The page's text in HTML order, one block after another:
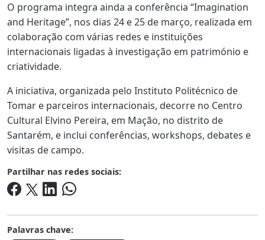
O programa integra ainda a conferência “Imagination
and Heritage”, nos dias 24 e 25 de março, realizada em
colaboração com várias redes e instituições
internacionais ligadas à investigação em património e
criatividade.
A iniciativa, organizada pelo Instituto Politécnico de
Tomar e parceiros internacionais, decorre no Centro
Cultural Elvino Pereira, em Mação, no distrito de
Santarém, e inclui conferências, workshops, debates e
visitas de campo.
Partilhar nas redes sociais:
Palavras chave: